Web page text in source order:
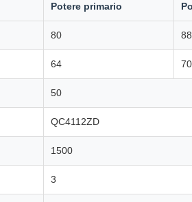
Potere primario
80 88
64 70
50
QC4112ZD
1500
3